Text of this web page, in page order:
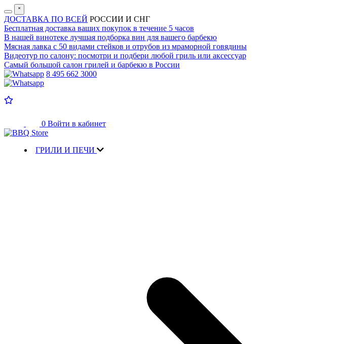
˟
ДОСТАВКА ПО ВСЕЙ РОССИИ И СНГ
Бесплатная доставка ваших покупок в течение 5 часов
В нашей винотеке лучшая подборка вин для вашего барбекю
Мясная лавка с 50 видами стейков и отрубов из мраморной говядины
Видеотур по салону: посмотри и подбери любой гриль или аксессуар
Самый большой салон грилей и барбекю в России
8 495 662 3000
0 Войти в кабинет
ГРИЛИ И ПЕЧИ